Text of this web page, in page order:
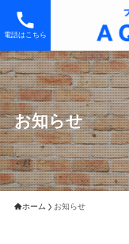
電話はこちら
お知らせ
ホーム お知らせ